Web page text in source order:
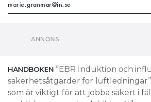
som är viktigt för att jobba säkert i
EXPERTEN BERÄTTAR:
1 Jorda på båda sidor om ledningen
Arbetsjorda så nära arbetsplatsen